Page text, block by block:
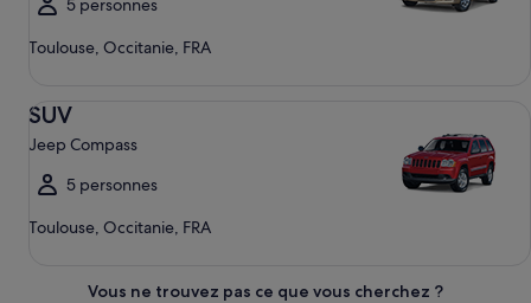
5 personnes
Toulouse, Occitanie, FRA
SUV
Jeep Compass
5 personnes
Toulouse, Occitanie, FRA
Vous ne trouvez pas ce que vous cherchez ?